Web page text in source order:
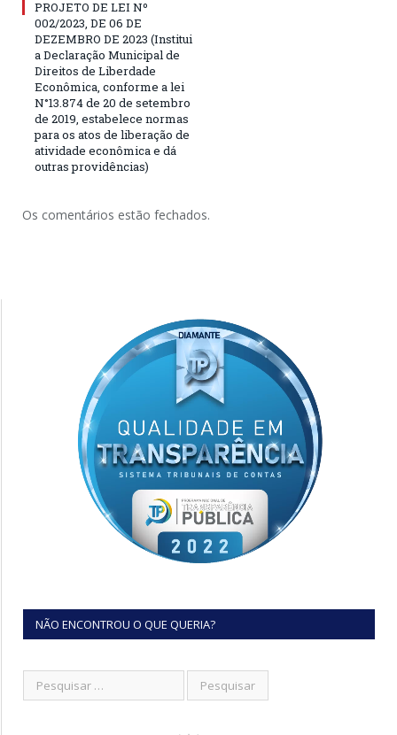
PROJETO DE LEI Nº
002/2023, DE 06 DE
DEZEMBRO DE 2023 (Institui
a Declaração Municipal de
Direitos de Liberdade
Econômica, conforme a lei
N°13.874 de 20 de setembro
de 2019, estabelece normas
para os atos de liberação de
atividade econômica e dá
outras providências)
Os comentários estão fechados.
NÃO ENCONTROU O QUE QUERIA?